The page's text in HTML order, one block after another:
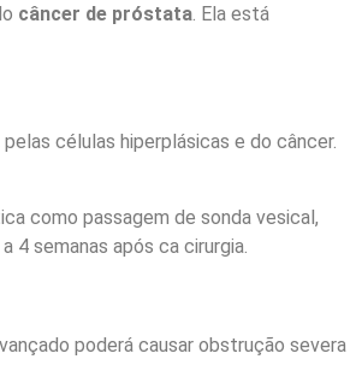
câncer de próstata. Ela está
células hiperplásicas e do câncer.
como passagem de sonda vesical,
semanas após ca cirurgia.
poderá causar obstrução severa